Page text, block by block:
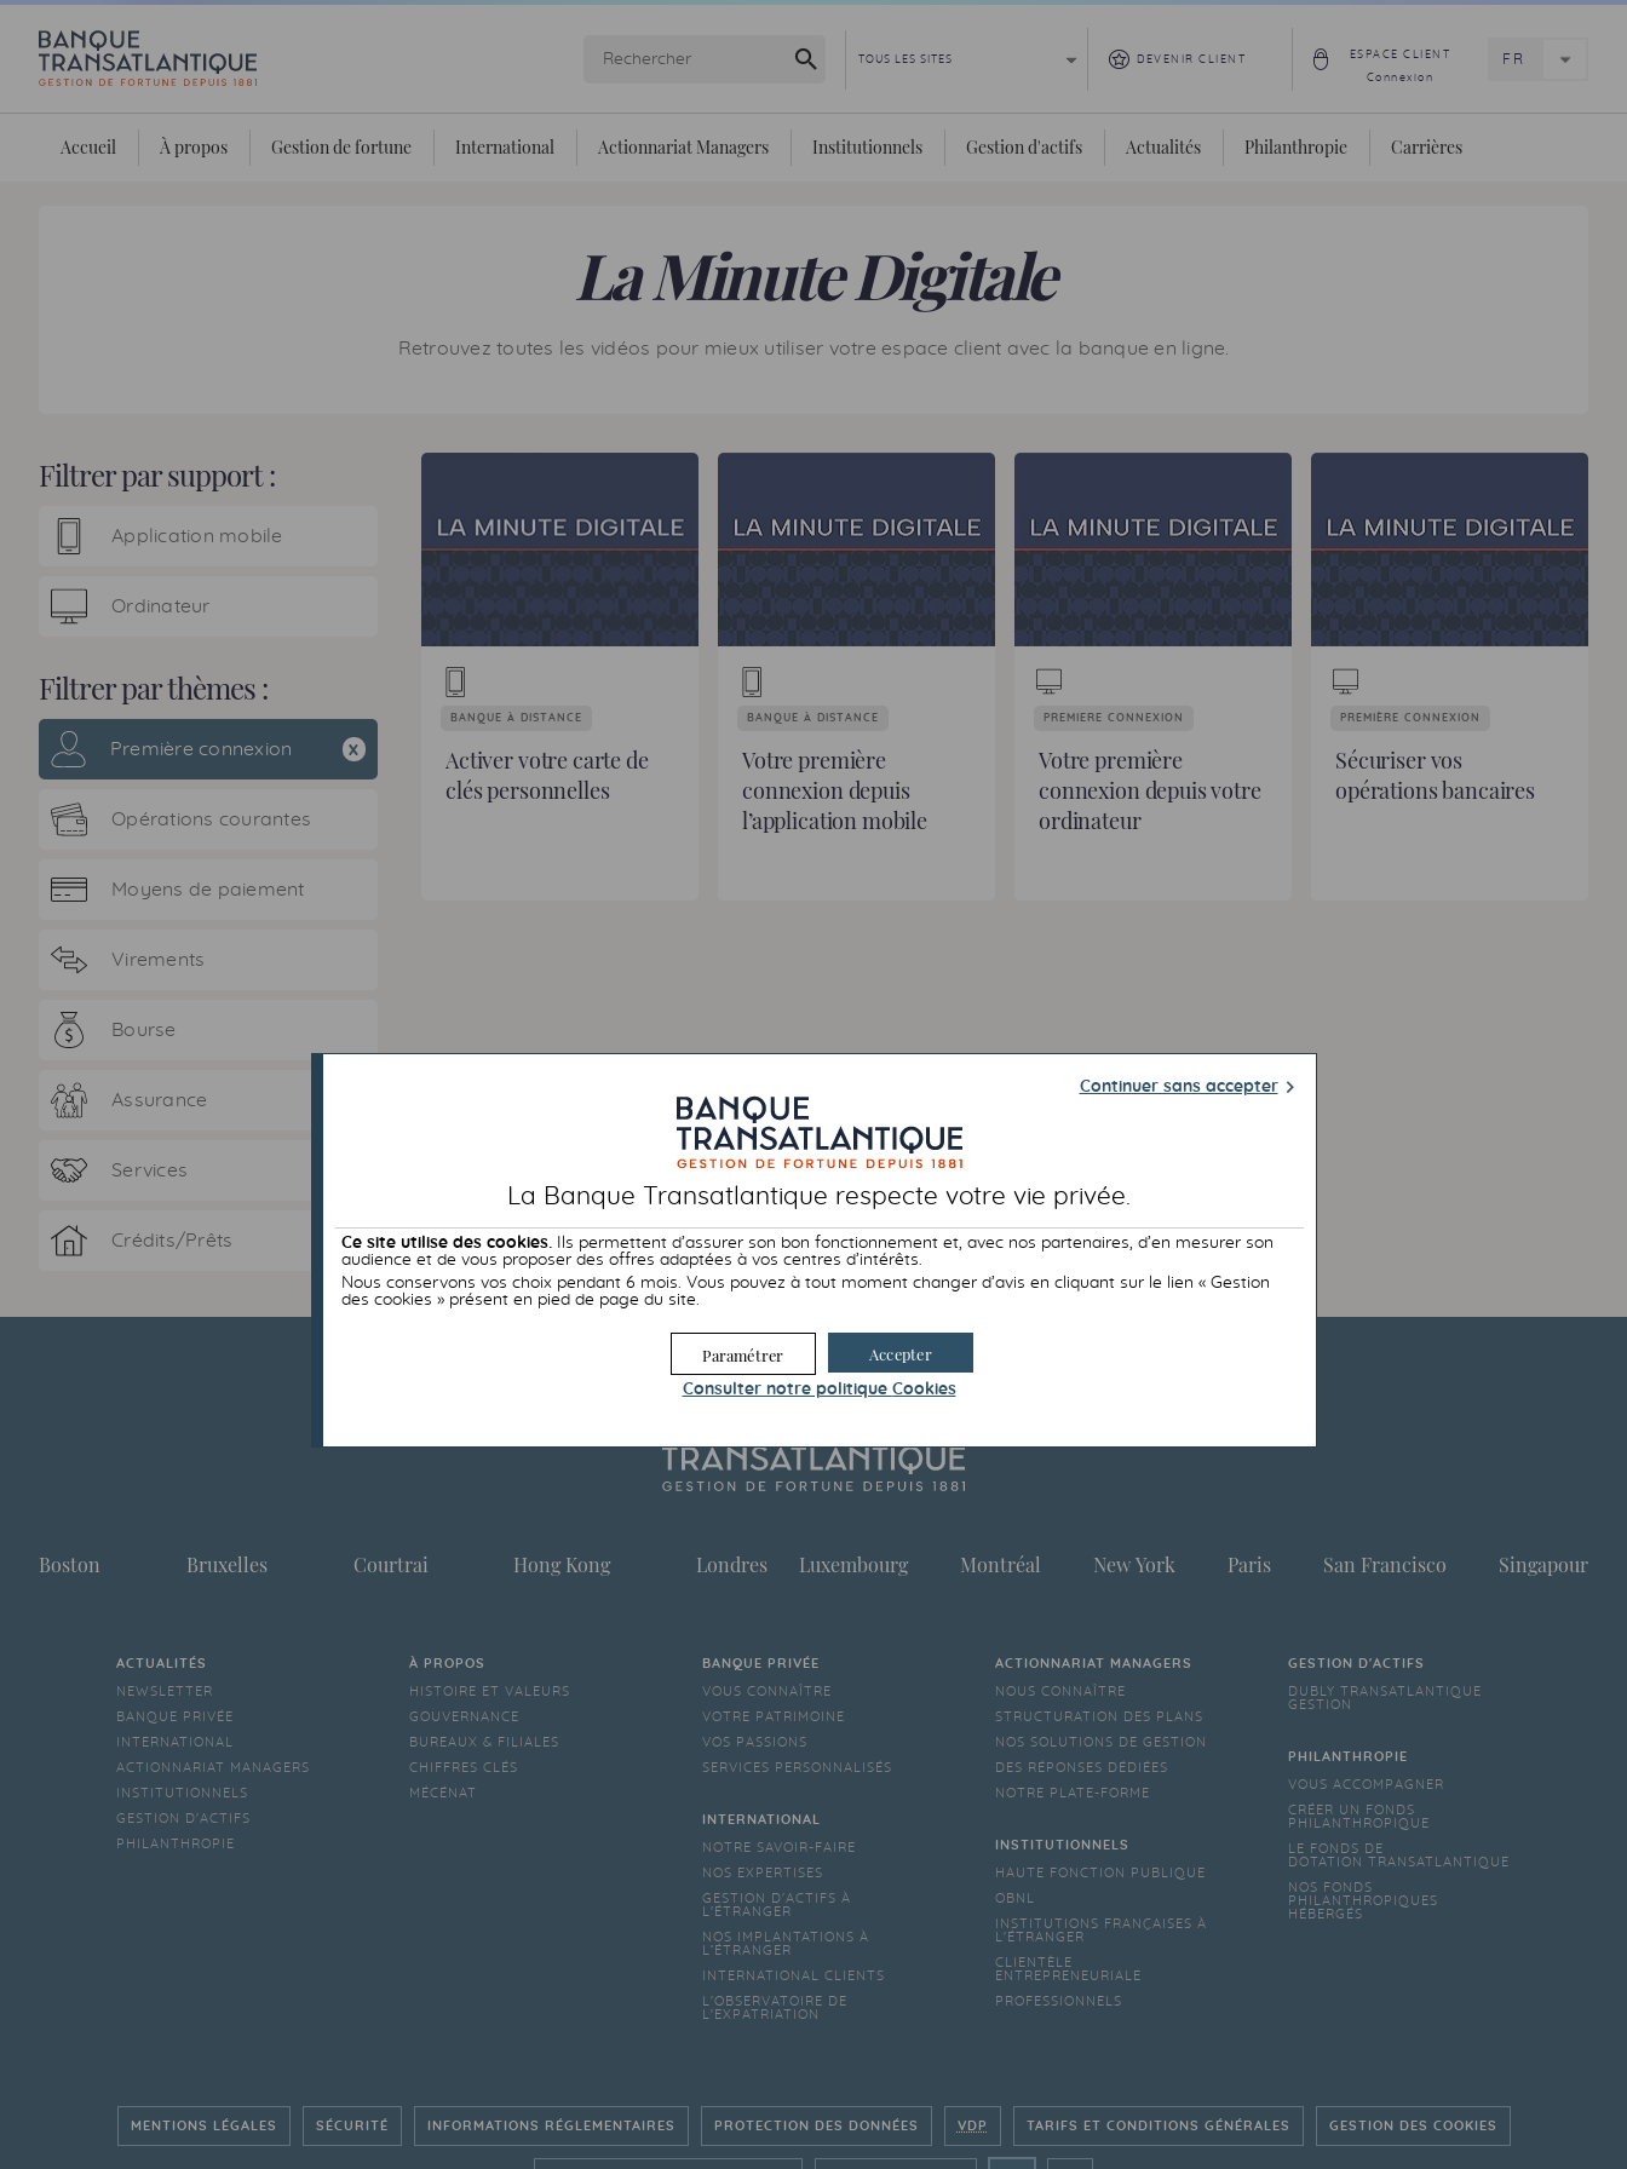
Lancer la recherche DEVENIR CLIENT ESPACE CLIENT
Connexion
Accueil À propos Gestion de fortune International Actionnariat Managers Institutionnels Gestion d'actifs Actualités Philanthropie Carrières
La Minute Digitale
Retrouvez toutes les vidéos pour mieux utiliser votre espace client avec la banque en ligne.
Filtrer par support :
Application mobile
Ordinateur
Filtrer par thèmes :
Première connexion x
Opérations courantes
Moyens de paiement
Virements
Bourse
Assurance
Services
Crédits/Prêts
BANQUE À DISTANCE
Activer votre carte de
clés personnelles
BANQUE À DISTANCE
Votre première
connexion depuis
l’application mobile
PREMIERE CONNEXION
Votre première
connexion depuis votre
ordinateur
PREMIÈRE CONNEXION
Sécuriser vos
opérations bancaires
Boston Bruxelles Courtrai Hong Kong Londres Luxembourg Montréal New York Paris San Francisco Singapour
ACTUALITÉS
NEWSLETTER
BANQUE PRIVÉE
INTERNATIONAL
ACTIONNARIAT MANAGERS
INSTITUTIONNELS
GESTION D'ACTIFS
PHILANTHROPIE
À PROPOS
HISTOIRE ET VALEURS
GOUVERNANCE
BUREAUX & FILIALES
CHIFFRES CLÉS
MÉCÉNAT
BANQUE PRIVÉE
VOUS CONNAÎTRE
VOTRE PATRIMOINE
VOS PASSIONS
SERVICES PERSONNALISÉS
INTERNATIONAL
NOTRE SAVOIR-FAIRE
NOS EXPERTISES
GESTION D'ACTIFS À
L'ÉTRANGER
NOS IMPLANTATIONS À
L’ÉTRANGER
INTERNATIONAL CLIENTS
L'OBSERVATOIRE DE
L'EXPATRIATION
ACTIONNARIAT MANAGERS
NOUS CONNAÎTRE
STRUCTURATION DES PLANS
NOS SOLUTIONS DE GESTION
DES RÉPONSES DÉDIÉES
NOTRE PLATE-FORME
INSTITUTIONNELS
HAUTE FONCTION PUBLIQUE
OBNL
INSTITUTIONS FRANÇAISES À
L'ÉTRANGER
CLIENTÈLE
ENTREPRENEURIALE
PROFESSIONNELS
GESTION D'ACTIFS
DUBLY TRANSATLANTIQUE
GESTION
PHILANTHROPIE
VOUS ACCOMPAGNER
CRÉER UN FONDS
PHILANTHROPIQUE
LE FONDS DE
DOTATION TRANSATLANTIQUE
NOS FONDS
PHILANTHROPIQUES
HÉBERGÉS
MENTIONS LÉGALES SÉCURITÉ INFORMATIONS RÉGLEMENTAIRES PROTECTION DES DONNÉES VDP TARIFS ET CONDITIONS GÉNÉRALES GESTION DES COOKIES
Continuer sans accepter
La Banque Transatlantique respecte votre vie privée.
Ce site utilise des cookies.
Ils permettent d’assurer son bon fonctionnement et, avec nos partenaires, d’en mesurer son
audience et de vous proposer des offres adaptées à vos centres d’intérêts.
Nous conservons vos choix pendant 6 mois. Vous pouvez à tout moment changer d’avis en cliquant sur le lien « Gestion
des cookies » présent en pied de page du site.
Accepter
Paramétrer
Consulter notre politique Cookies